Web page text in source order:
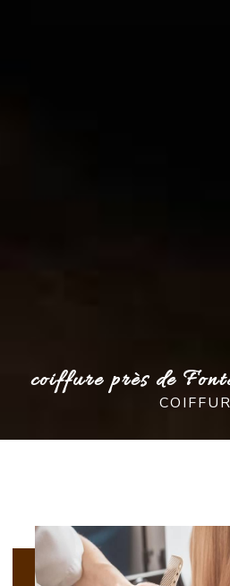
coiffure près de